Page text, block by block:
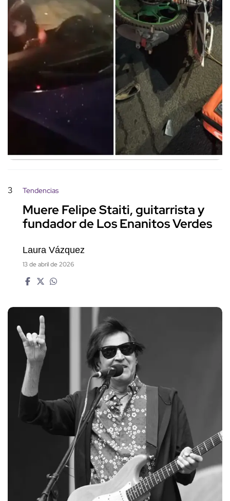
3 Tendencias
Muere Felipe Staiti, guitarrista y
fundador de Los Enanitos Verdes
Laura Vázquez
13 de abril de 2026